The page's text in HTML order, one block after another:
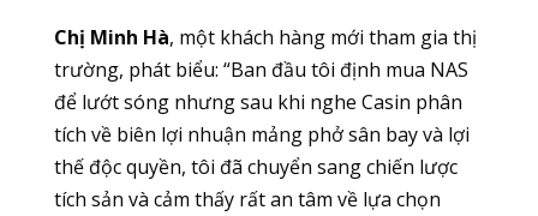
Chị Minh Hà, một khách hàng mới tham gia thị
trường, phát biểu: “Ban đầu tôi định mua NAS
để lướt sóng nhưng sau khi nghe Casin phân
tích về biên lợi nhuận mảng phở sân bay và lợi
thế độc quyền, tôi đã chuyển sang chiến lược
tích sản và cảm thấy rất an tâm về lựa chọn